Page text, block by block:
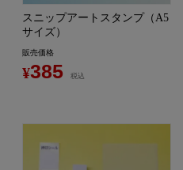
スニップアートスタンプ（A5
サイズ）
販売価格
¥385 税込